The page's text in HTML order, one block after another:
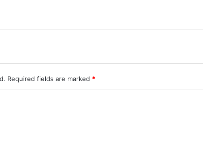
Required fields are marked *